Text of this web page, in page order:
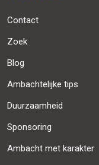
Contact
Zoek
Blog
Ambachtelijke tips
Duurzaamheid
Sponsoring
Ambacht met karakter